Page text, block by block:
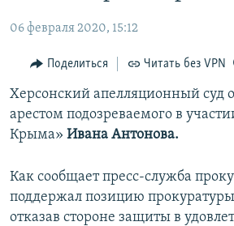
главной
навигации
Вернутся
поиску
11 ЛЕТ ОККУПАЦИИ КРЫМА. 11 ИСТОРИЙ
ЕЩЕ
ИНТЕРАКТИВ
ИНФОГРАФИКА
ТЕЛЕПРОЕКТ КРЫМ.РЕАЛИИ
ПРОПАВШИЕ БЕЗ ВЕСТИ
ПОБЕДИТЕЛЕЙ НЕ СУДЯТ?
РАДІО СВОБОДА
КАК ОБОЙТИ БЛОКИРОВКУ
Українською
Qırımtatar
06 февраля 2020, 15:12
Поделиться Читать без VPN
Херсонский апелляционный суд
арестом подозреваемого в
Крыма» Ивана Антонова.
Как сообщает пресс-служба
поддержал позицию
отказав стороне защиты в